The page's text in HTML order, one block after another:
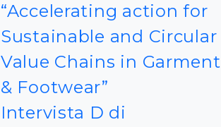
“Accelerating action for
Sustainable and Circular
Value Chains in Garment
& Footwear”
Intervista D di